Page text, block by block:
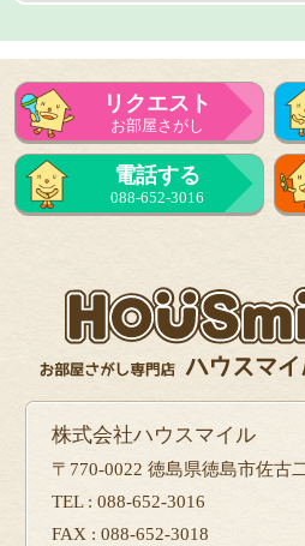
リクエスト
お部屋さがし
電話する
088-652-3016
株式会社ハウスマイル
〒770-0022 徳島県徳島市佐古
TEL : 088-652-3016
FAX : 088-652-3018